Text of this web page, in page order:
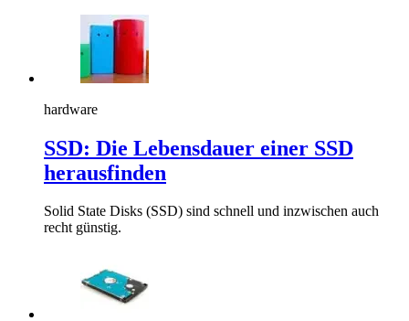
hardware
SSD: Die Lebensdauer einer SSD
herausfinden
Solid State Disks (SSD) sind schnell und inzwischen auch
recht günstig.